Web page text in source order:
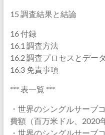
15 調査結果と結論
16 付録
16.1 調査方法
16.2 調査プロセスとデー
16.3 免責事項
*** 表一覧 ***
・世界のシングルサーブ
費額（百万米ドル、2020
・世界のシングルサーブ